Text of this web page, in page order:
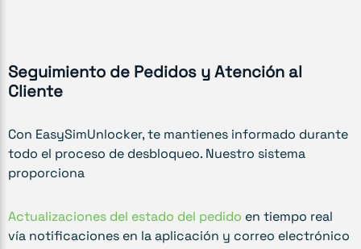
Seguimiento de Pedidos y Atención al
Cliente
Con EasySimUnlocker, te mantienes informado durante
todo el proceso de desbloqueo. Nuestro sistema
proporciona
Actualizaciones del estado del pedido en tiempo real
vía notificaciones en la aplicación y correo electrónico